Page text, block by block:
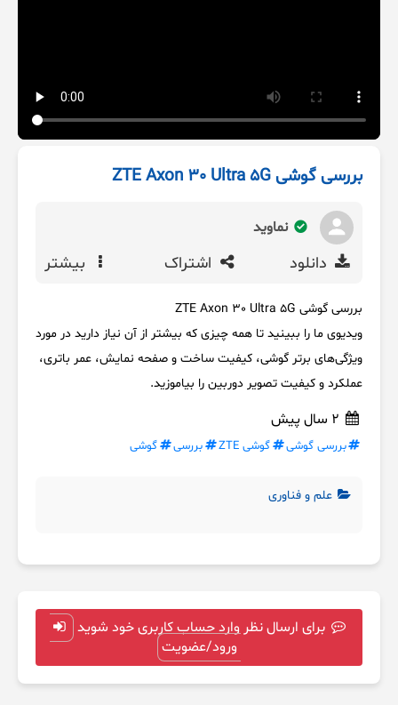
بررسی گوشی ZTE Axon 30 Ultra 5G
نماوید
دانلود اشتراک بیشتر
بررسی گوشی ZTE Axon 30 Ultra 5G
ویدیوی ما را ببینید تا همه چیزی که بیشتر از آن نیاز دارید در مورد
ویژگی‌های برتر گوشی، کیفیت ساخت و صفحه نمایش، عمر باتری،
عملکرد و کیفیت تصویر دوربین را بیاموزید.
بررسی گوشی گوشی ZTE بررسی گوشی
علم و فناوری
برای ارسال نظر وارد حساب کاربری خود شوید
ورود/عضویت